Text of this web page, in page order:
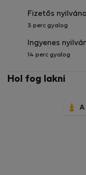
Fizetős
3 perc gyalog
Ingyenes
14 perc gyalog
Hol fog lakni
A